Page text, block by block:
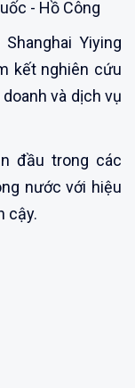
- Hồ Công
Yiying
kết nghiên cứu
và dịch vụ
đầu trong các
nước với hiệu
cậy.